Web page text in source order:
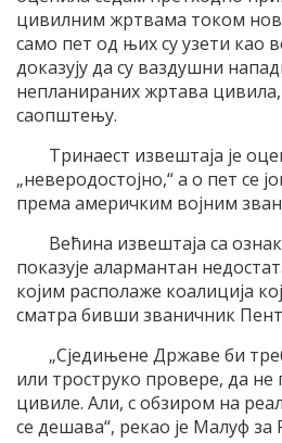
цивилним жртвама током
само пет од њих су узети као
доказују да су ваздушни
непланираних жртава
саопштењу.
Тринаест извештаја је
„неверодостојно,“ а о пет се
према америчким војним
Већина извештаја са
показује алармантан
којим располаже коалиција
сматра бивши званичник
„Сједињене Државе би
или троструко провере, да не
цивиле. Али, с обзиром на
се дешава“, рекао је Малуф за